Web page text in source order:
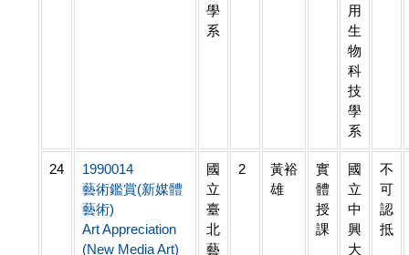
學
系
用
生
物
科
技
學
系
24
1990014
藝術鑑賞(新媒體
藝術)
Art Appreciation
(New Media Art)
國
立
臺
北
藝
2
黃裕
雄
實
體
授
課
國
立
中
興
大
不
可
認
抵